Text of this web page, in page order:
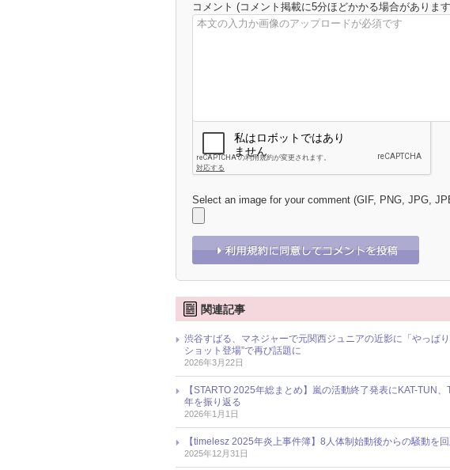
コメント (コメント掲載に5分ほどかかる場合がありま
Select an image for your comment (GIF, PNG, JPG,
関連記事
渋谷すばる、マネジャーで元関西ジュニアの近影に「やっぱ
ショット登場”で再び話題に
2026年3月22日
【STARTO 2025年総まとめ】嵐の活動終了発表にKAT-
年を振り返る
2026年1月1日
【timelesz 2025年炎上事件簿】8人体制始動後からの騒動
2025年12月31日